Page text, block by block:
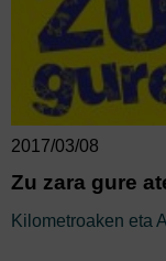
2017/03/08
Zu zara gure
Kilometroaken eta